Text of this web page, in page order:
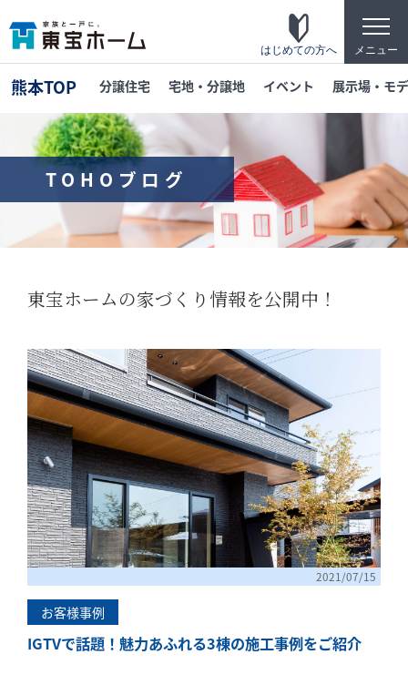
t
o
g
g
e
a
i
n
メニュー
はじめての方へ
東宝ホームの家づくり
家がお施主様にとって「満足して喜ばれている
家」になっている事を目指して・・・
家づくりのこだわり
の4つのポイントを詳しく紹介します。
テクノロジー
「断熱・省エネ・快適」「構造・耐震・制震」
「健康・安心・保証」の3つに分けてご説明いた
します。
ZEH
なぜ、ZEHをしなければならないのか？その理
由と当社のZEH住宅普及への取り組み
熊本TOP 分譲住宅 宅地・分譲地 イベント 展示場・モ
TOHOブログ
東宝ホームの家づくり情報を公開中！
2021/07/15
お客様事例
IGTVで話題！魅力あふれる3棟の施工事例をご紹介